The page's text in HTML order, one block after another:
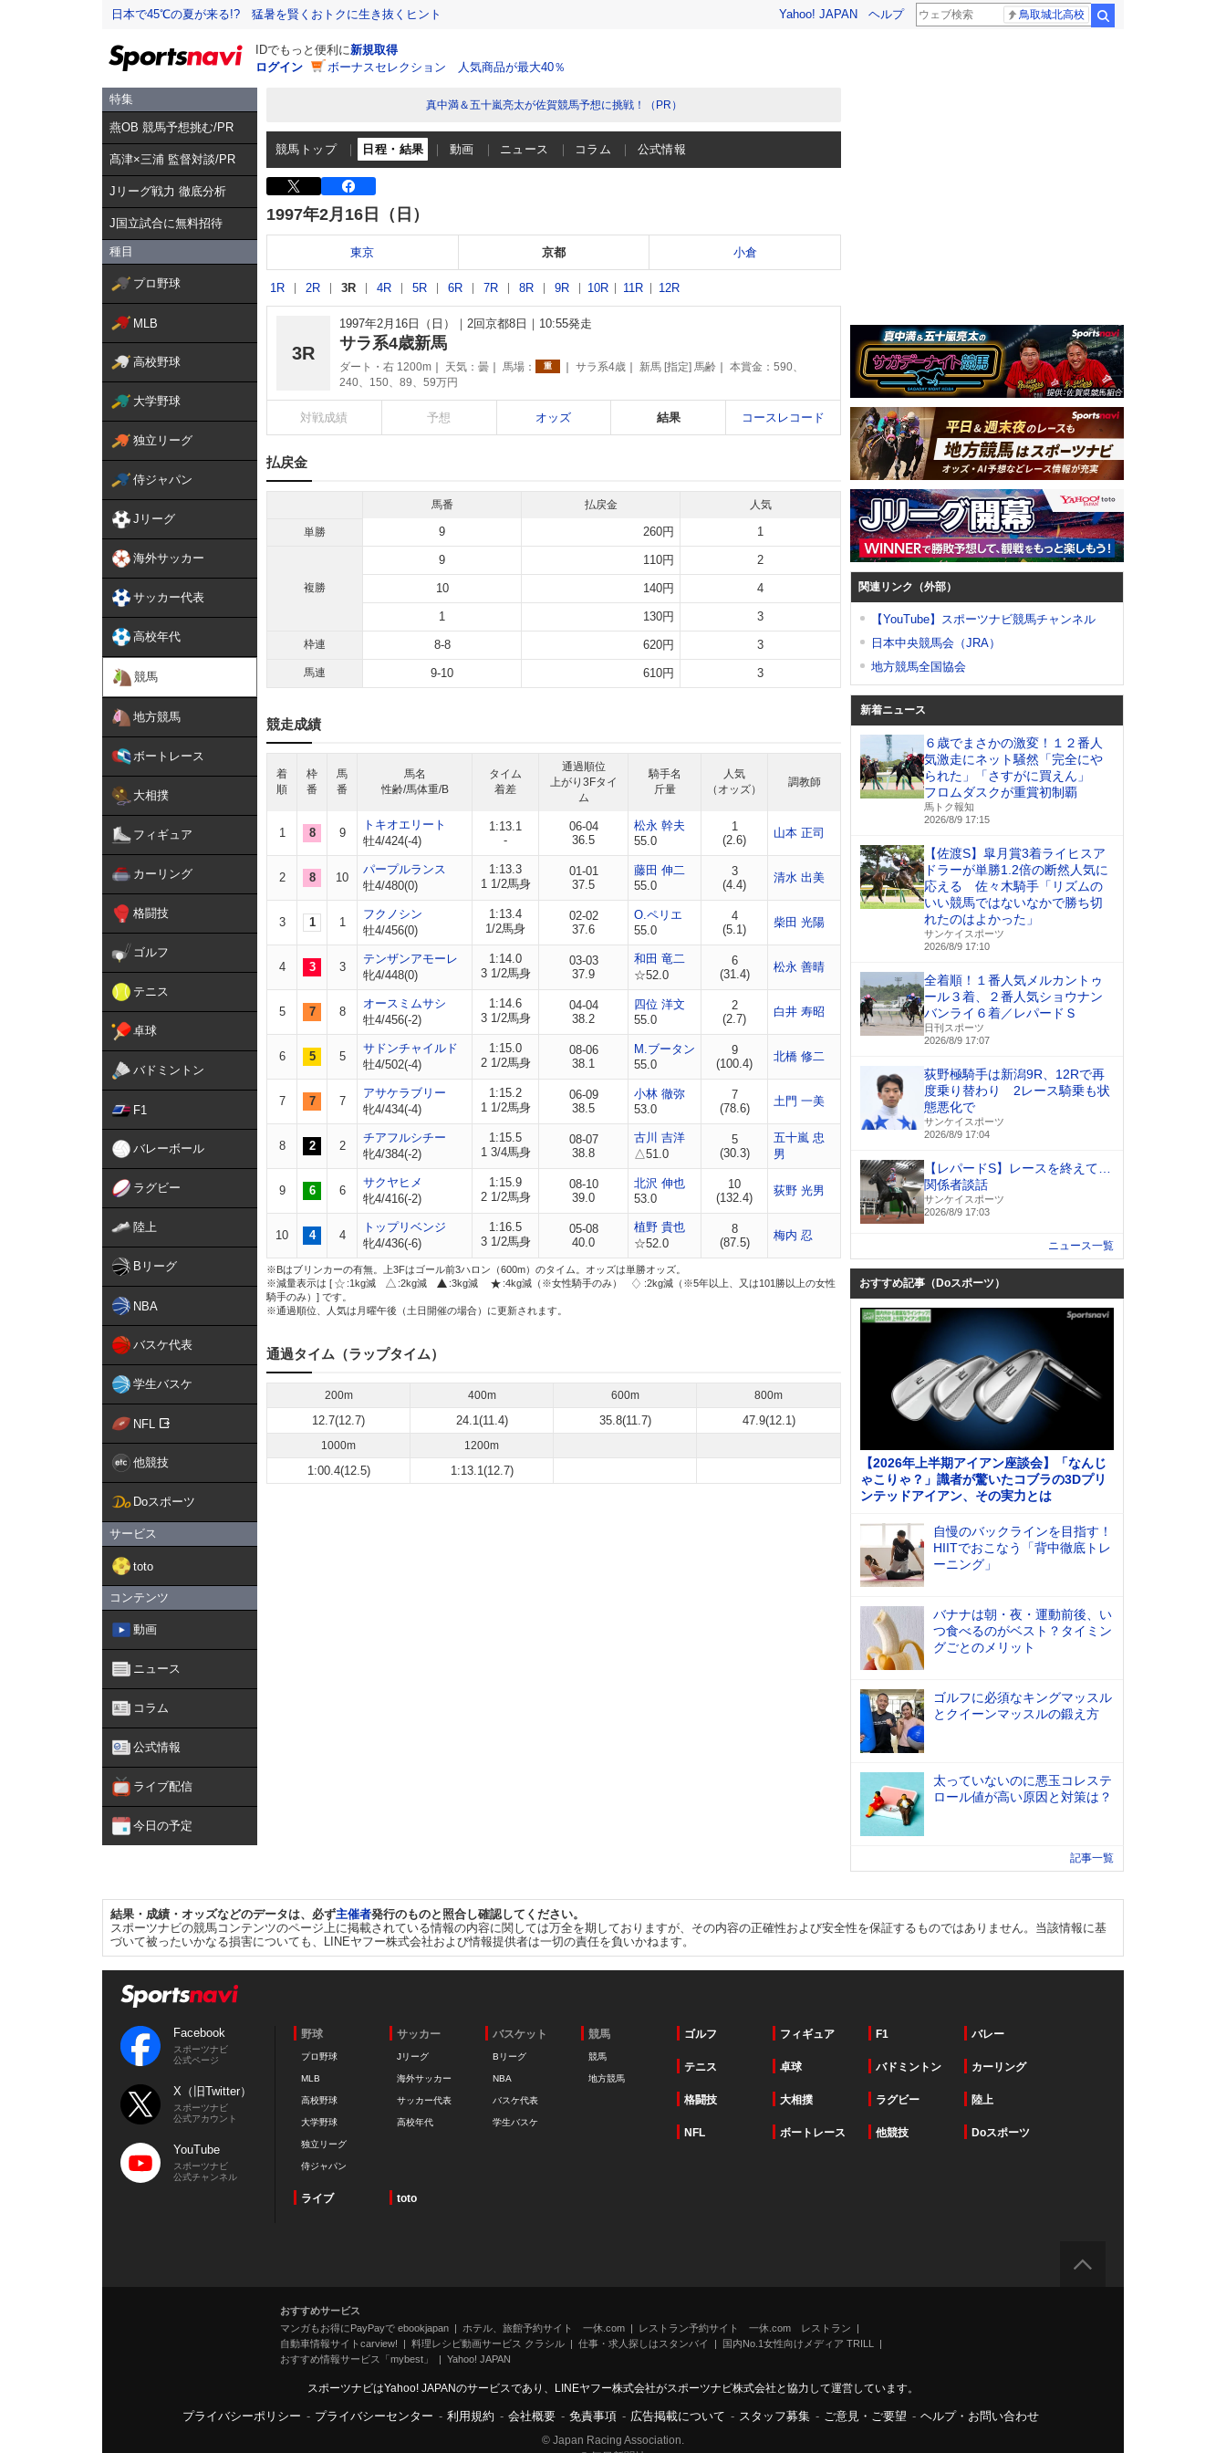
日本で45℃の夏が来る!? 猛暑を賢くおトクに生き抜くヒント Yahoo! JAPAN ヘルプ 鳥取城北高校
IDでもっと便利に新規取得
ログイン
ボーナスセレクション 人気商品が最大40％
特集
燕OB 競馬予想挑む/PR
髙津×三浦 監督対談/PR
Jリーグ戦力 徹底分析
J国立試合に無料招待
種目
プロ野球
MLB
高校野球
大学野球
独立リーグ
侍ジャパン
Jリーグ
海外サッカー
サッカー代表
高校年代
競馬
地方競馬
ボートレース
大相撲
フィギュア
カーリング
格闘技
ゴルフ
テニス
卓球
バドミントン
F1
バレーボール
ラグビー
陸上
Bリーグ
NBA
バスケ代表
学生バスケ
NFL
他競技
Doスポーツ
サービス
toto
コンテンツ
動画
ニュース
コラム
公式情報
ライブ配信
今日の予定
真中満＆五十嵐亮太が佐賀競馬予想に挑戦！（PR）
競馬トップ 日程・結果 動画 ニュース コラム 公式情報
1997年2月16日（日）
東京 京都 小倉
1R 2R 3R 4R 5R 6R 7R 8R 9R 10R 11R 12R
3R
1997年2月16日（日） 2回京都8日 10:55発走
サラ系4歳新馬
ダート・右 1200m 天気： 曇 馬場： 重 サラ系4歳 新馬 [指定] 馬齢
本賞金：590、
240、150、89、59万円
対戦成績 予想 オッズ 結果 コースレコード
払戻金
馬番 払戻金 人気
単勝 9 260円 1
複勝
9 110円 2
10 140円 4
1 130円 3
枠連 8-8 620円 3
馬連 9-10 610円 3
競走成績
着
順
枠
番
馬
番
馬名
性齢/馬体重/B
タイム
着差
通過順位
上がり3Fタイ
ム
騎手名
斤量
人気
（オッズ）
調教師
1 8 9
トキオエリート
牡4/424(-4)
1:13.1
-
06-04
36.5
松永 幹夫
55.0
1
(2.6)
山本 正司
2 8 10
パープルランス
牡4/480(0)
1:13.3
1 1/2馬身
01-01
37.5
藤田 伸二
55.0
3
(4.4)
清水 出美
3 1 1
フクノシン
牡4/456(0)
1:13.4
1/2馬身
02-02
37.6
O.ペリエ
55.0
4
(5.1)
柴田 光陽
4 3 3
テンザンアモーレ
牝4/448(0)
1:14.0
3 1/2馬身
03-03
37.9
和田 竜二
☆52.0
6
(31.4)
松永 善晴
5 7 8
オースミムサシ
牡4/456(-2)
1:14.6
3 1/2馬身
04-04
38.2
四位 洋文
55.0
2
(2.7)
白井 寿昭
6 5 5
サドンチャイルド
牡4/502(-4)
1:15.0
2 1/2馬身
08-06
38.1
M.ブータン
55.0
9
(100.4)
北橋 修二
7 7 7
アサケラブリー
牝4/434(-4)
1:15.2
1 1/2馬身
06-09
38.5
小林 徹弥
53.0
7
(78.6)
土門 一美
8 2 2
チアフルシチー
牝4/384(-2)
1:15.5
1 3/4馬身
08-07
38.8
古川 吉洋
△51.0
5
(30.3)
五十嵐 忠
男
9 6 6
サクヤヒメ
牝4/416(-2)
1:15.9
2 1/2馬身
08-10
39.0
北沢 伸也
53.0
10
(132.4)
荻野 光男
10 4 4
トップリベンジ
牝4/436(-6)
1:16.5
3 1/2馬身
05-08
40.0
植野 貴也
☆52.0
8
(87.5)
梅内 忍
※Bはブリンカーの有無。上3Fはゴール前3ハロン（600m）のタイム。オッズは単勝オッズ。
※減量表示は [
:1kg減 :2kg減 :3kg減 :4kg減（※女性騎手のみ）
:2kg減（※5年以上、又は101勝以上の女性
騎手のみ）] です。
※通過順位、人気は月曜午後（土日開催の場合）に更新されます。
通過タイム（ラップタイム）
200m 400m 600m 800m
12.7(12.7) 24.1(11.4) 35.8(11.7) 47.9(12.1)
1000m 1200m
1:00.4(12.5) 1:13.1(12.7)
関連リンク（外部）
【YouTube】スポーツナビ競馬チャンネル
日本中央競馬会（JRA）
地方競馬全国協会
新着ニュース
６歳でまさかの激変！１２番人
気激走にネット騒然「完全にや
られた」「さすがに買えん」
フロムダスクが重賞初制覇
馬トク報知
2026/8/9 17:15
【佐渡S】皐月賞3着ライヒスア
ドラーが単勝1.2倍の断然人気に
応える 佐々木騎手「リズムの
いい競馬ではないなかで勝ち切
れたのはよかった」
サンケイスポーツ
2026/8/9 17:10
全着順！１番人気メルカントゥ
ール３着、２番人気ショウナン
バンライ６着／レパードＳ
日刊スポーツ
2026/8/9 17:07
荻野極騎手は新潟9R、12Rで再
度乗り替わり 2レース騎乗も状
態悪化で
サンケイスポーツ
2026/8/9 17:04
【レパードS】レースを終えて…
関係者談話
サンケイスポーツ
2026/8/9 17:03
ニュース一覧
おすすめ記事（Doスポーツ）
【2026年上半期アイアン座談会】「なんじ
ゃこりゃ？」識者が驚いたコブラの3Dプリ
ンテッドアイアン、その実力とは
自慢のバックラインを目指す！
HIITでおこなう「背中徹底トレ
ーニング」
バナナは朝・夜・運動前後、い
つ食べるのがベスト？タイミン
グごとのメリット
ゴルフに必須なキングマッスル
とクイーンマッスルの鍛え方
太っていないのに悪玉コレステ
ロール値が高い原因と対策は？
記事一覧
結果・成績・オッズなどのデータは、必ず主催者発行のものと照合し確認してください。
スポーツナビの競馬コンテンツのページ上に掲載されている情報の内容に関しては万全を期しておりますが、その内容の正確性および安全性を保証するものではありません。当該情報に基
づいて被ったいかなる損害についても、LINEヤフー株式会社および情報提供者は一切の責任を負いかねます。
Facebook
スポーツナビ
公式ページ
X（旧Twitter）
スポーツナビ
公式アカウント
YouTube
スポーツナビ
公式チャンネル
野球
プロ野球
MLB
高校野球
大学野球
独立リーグ
侍ジャパン
サッカー
Jリーグ
海外サッカー
サッカー代表
高校年代
バスケット
Bリーグ
NBA
バスケ代表
学生バスケ
競馬
競馬
地方競馬
ゴルフ フィギュア F1 バレー
テニス 卓球 バドミントン カーリング
格闘技 大相撲 ラグビー 陸上
NFL ボートレース 他競技 Doスポーツ
ライブ toto
おすすめサービス
マンガもお得にPayPayで ebookjapan
ホテル、旅館予約サイト 一休.com
レストラン予約サイト 一休.com レストラン
自動車情報サイトcarview!
料理レシピ動画サービス クラシル 仕事・求人探しはスタンバイ
国内No.1女性向けメディア TRILL
おすすめ情報サービス「mybest」
Yahoo! JAPAN
スポーツナビはYahoo! JAPANのサービスであり、LINEヤフー株式会社がスポーツナビ株式会社と協力して運営しています。
プライバシーポリシー - プライバシーセンター - 利用規約 - 会社概要 - 免責事項 - 広告掲載について - スタッフ募集 - ご意見・ご要望 - ヘルプ・お問い合わせ
© Japan Racing Association.